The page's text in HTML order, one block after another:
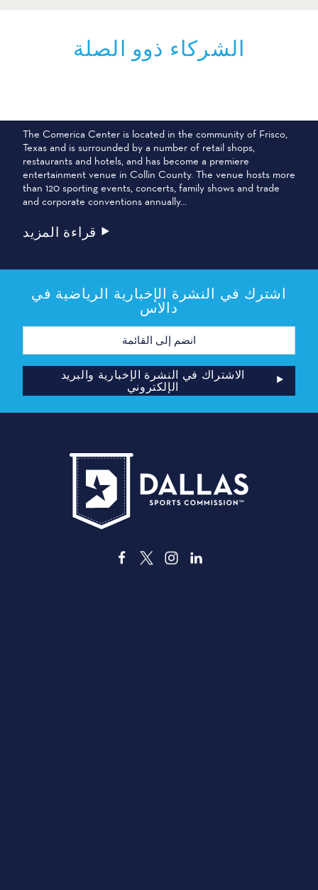
الشركاء ذوو الصلة
The Comerica Center is located in the community of Frisco,
Texas and is surrounded by a number of retail shops,
restaurants and hotels, and has become a premiere
entertainment venue in Collin County. The venue hosts more
than 120 sporting events, concerts, family shows and trade
and corporate conventions annually…
قراءة المزيد
اشترك في النشرة الإخبارية الرياضية في
دالاس
عنوان
الإلكتروني
الاشتراك في النشرة الإخبارية والبريد
الإلكتروني